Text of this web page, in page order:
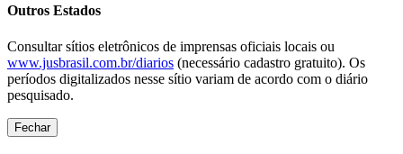
Outros Estados
Consultar sítios eletrônicos de imprensas oficiais locais ou
www.jusbrasil.com.br/diarios (necessário cadastro gratuito). Os
períodos digitalizados nesse sítio variam de acordo com o diário
pesquisado.
Fechar